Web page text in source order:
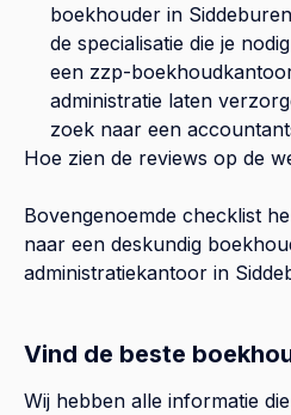
boekhouder in Siddeburen
de specialisatie die je
een zzp-
administratie laten
zoek naar een
Hoe zien de reviews op de
Bovengenoemde checklist
naar een deskundig
administratiekantoor in
Vind de beste
Wij hebben alle informatie